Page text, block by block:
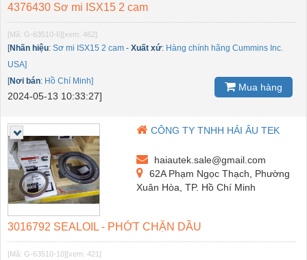
4376430 Sơ mi ISX15 2 cam
[Mã: G-63510-6][xem: 462]
[Nhãn hiệu: Sơ mi ISX15 2 cam - Xuất xứ: Hàng chính hãng Cummins Inc.
USA]
[Nơi bán: Hồ Chí Minh]
2024-05-13 10:33:27]
Mua hàng
CÔNG TY TNHH HẢI ÂU TEK
haiautek.sale@gmail.com
62A Phạm Ngọc Thạch, Phường
Xuân Hòa, TP. Hồ Chí Minh
3016792 SEALOIL - PHỚT CHẶN DẦU
[Mã: G-63510-10][xem: 421]